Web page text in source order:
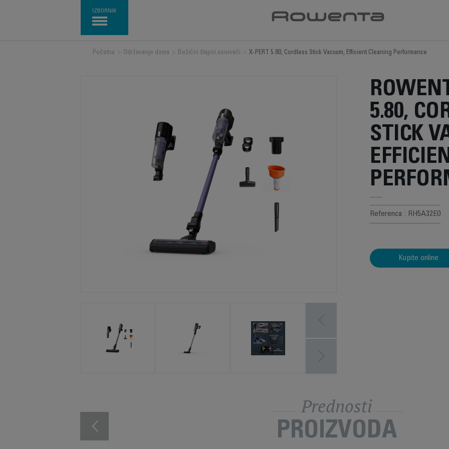
IZBORNIK
Početna Održavanje doma Bežični štapni usisivači X-PERT 5.80, Cordless Stick Vacuum, Efficient Cleaning Performance
5.80,
STICK
Referenca : RH5A32E0
Kupite online
Prednosti
PROIZVODA